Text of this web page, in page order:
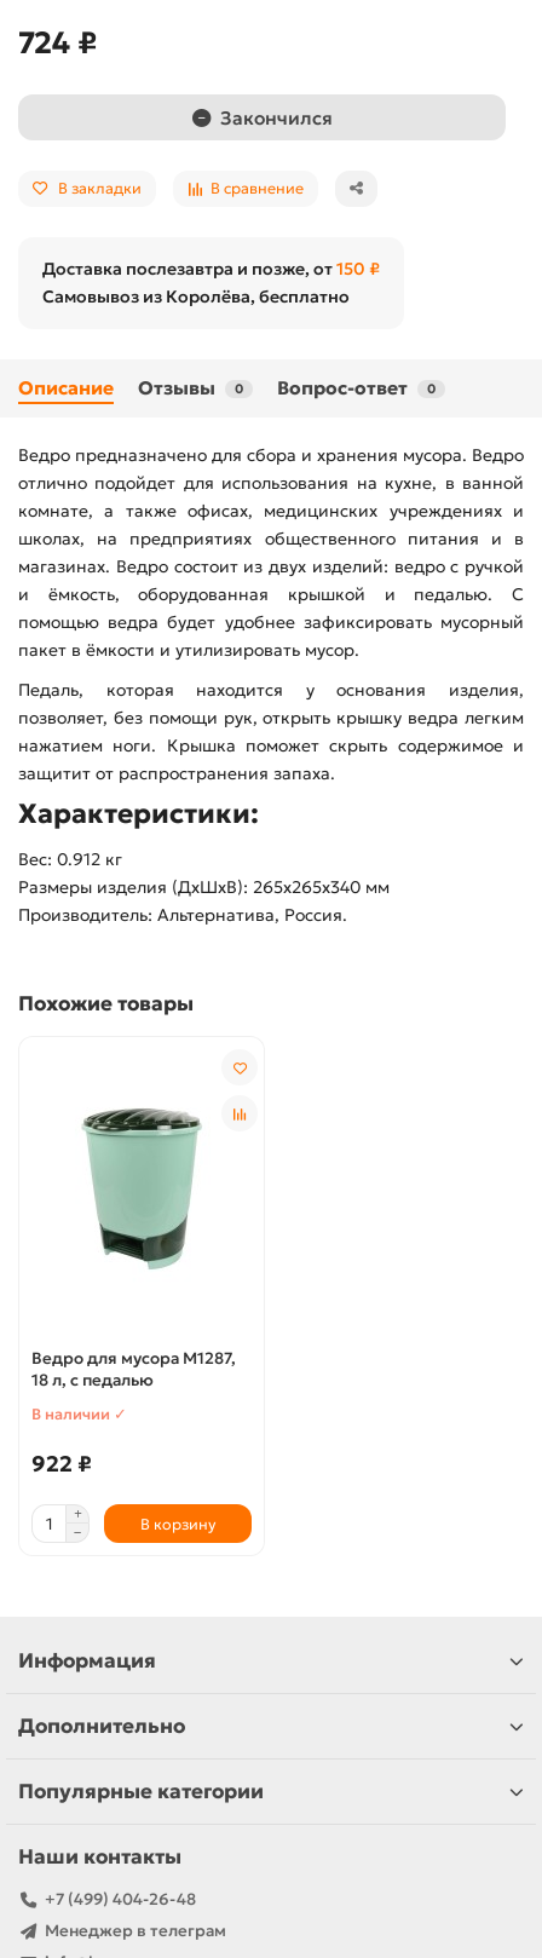
724 ₽
Закончился
В закладки В сравнение
Доставка послезавтра и позже, от150 ₽
Самовывоз из Королёва, бесплатно
Описание Отзывы 0 Вопрос-ответ 0
Ведро предназначено для сбора и хранения мусора. Ведро
отлично подойдет для использования на кухне, в ванной
комнате, а также офисах, медицинских учреждениях и
школах, на предприятиях общественного питания и в
магазинах. Ведро состоит из двух изделий: ведро с ручкой
и ёмкость, оборудованная крышкой и педалью. С
помощью ведра будет удобнее зафиксировать мусорный
пакет в ёмкости и утилизировать мусор.
Педаль, которая находится у основания изделия,
позволяет, без помощи рук, открыть крышку ведра легким
нажатием ноги. Крышка поможет скрыть содержимое и
защитит от распространения запаха.
Характеристики:
Вес: 0.912 кг
Размеры изделия (ДхШхВ): 265х265х340 мм
Производитель: Альтернатива, Россия.
Похожие товары
Ведро для мусора М1287,
18 л, с педалью
В наличии ✓
922 ₽
В корзину
Информация
Дополнительно
Популярные категории
Наши контакты
+7 (499) 404-26-48
Менеджер в телеграм